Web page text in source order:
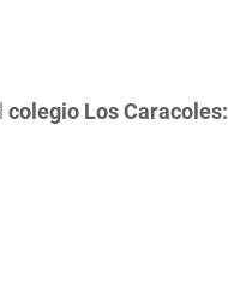
colegio Los Caracoles: